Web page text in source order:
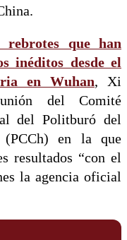
rebrotes que han
inéditos desde el
en Wuhan, Xi
del Comité
del Politburó del
(PCCh) en la que
resultados “con el
la agencia oficial